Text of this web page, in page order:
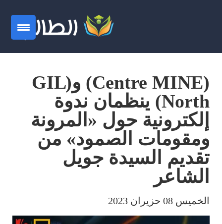
(Centre MINE) و(GIL
North) ينظمان ندوة
إلكترونية حول «المرونة
ومقومات الصمود» من
تقديم السيدة جويل
الشاعر
الخميس 08 حزيران 2023